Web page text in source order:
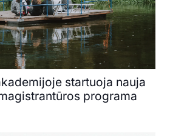
startuoja nauja
programa